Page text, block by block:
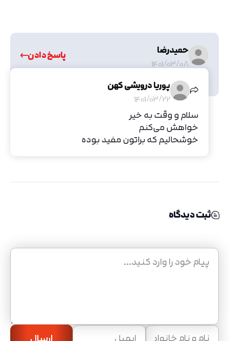
حمیدرضا
1401/03/08
پاسخ دادن
سلام مقاله هاتون بسیار مفید هستند واقعا ممنون
پوریا درویشی کهن
1401/03/22
سلام و وقت به خیر
خواهش می‌کنم
خوشحالیم که براتون مفید بوده
ثبت دیدگاه